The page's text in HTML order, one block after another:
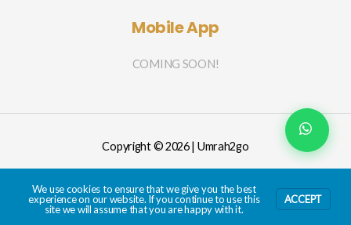
Mobile App
COMING SOON!
Copyright © 2026 | Umrah2go
We use cookies to ensure that we give you the best
experience on our website. If you continue to use this
site we will assume that you are happy with it.
ACCEPT